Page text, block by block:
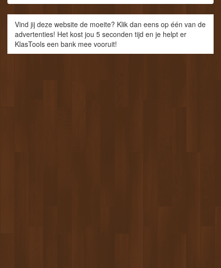
Vind jij deze website de moeite? Klik dan eens op één van de
advertenties! Het kost jou 5 seconden tijd en je helpt er
KlasTools een bank mee vooruit!